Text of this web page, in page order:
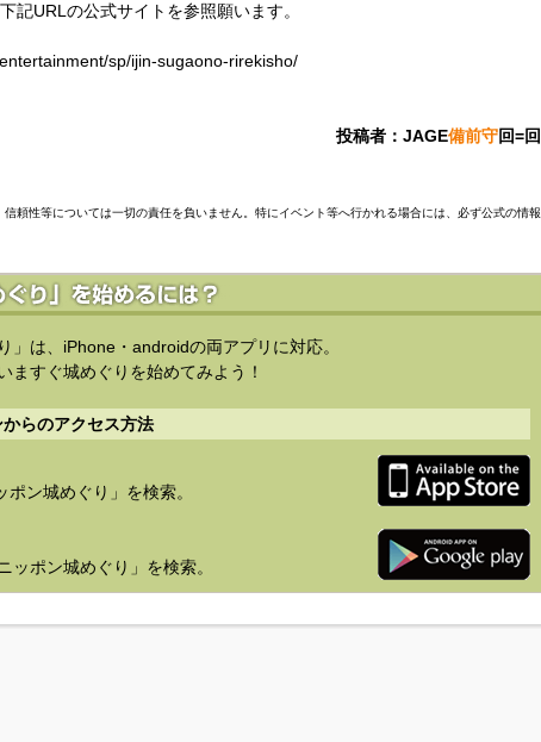
記URLの公式サイトを参照願います。
sp/ijin-sugaono-rirekisho/
投稿者：JAGE備前守回=回
頼性等については一切の責任を負いません。特にイベント等へ行かれる場合には、必ず公式の情報
」は、iPhone・androidの両アプリに対応。
ますぐ城めぐりを始めてみよう！
らのアクセス方法
ン城めぐり」を検索。
ッポン城めぐり」を検索。